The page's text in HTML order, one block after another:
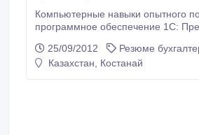
Компьютерные навыки опытного
программное обеспечение 1С:
детский учреждениях; - GCVP-2010, - МТ – 102; -
Кабинет налогоплательщика; - Государственные
25/09/2012
Резюме
Казахстан, Костанай